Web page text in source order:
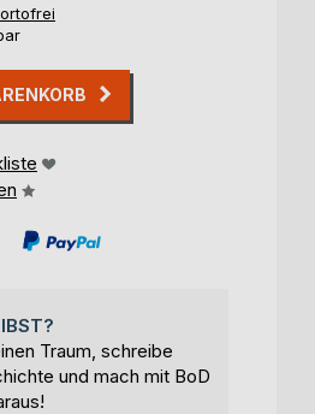
Traum, schreibe
und mach mit BoD